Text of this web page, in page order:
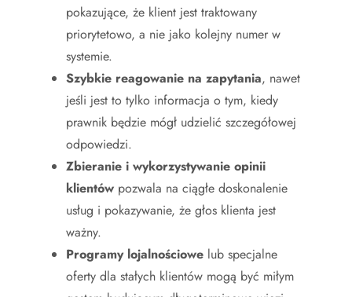
pokazujące, że klient jest traktowany
priorytetowo, a nie jako kolejny numer w
systemie.
Szybkie reagowanie na zapytania, nawet
jeśli jest to tylko informacja o tym, kiedy
prawnik będzie mógł udzielić szczegółowej
odpowiedzi.
Zbieranie i wykorzystywanie opinii
klientów pozwala na ciągłe doskonalenie
usług i pokazywanie, że głos klienta jest
ważny.
Programy lojalnościowe lub specjalne
oferty dla stałych klientów mogą być miłym